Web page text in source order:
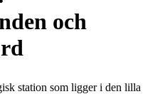
och
station som ligger i den lilla